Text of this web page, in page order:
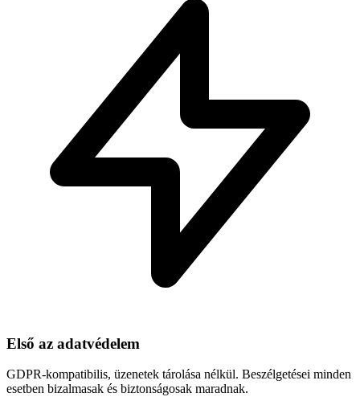
Első az adatvédelem
GDPR-kompatibilis, üzenetek tárolása nélkül. Beszélgetései minden
esetben bizalmasak és biztonságosak maradnak.